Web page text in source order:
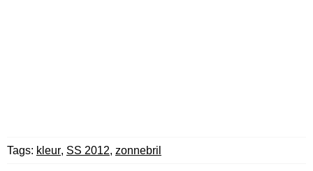
Tags: kleur, SS 2012, zonnebril